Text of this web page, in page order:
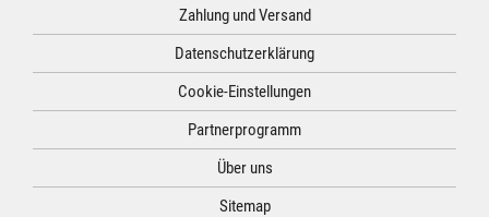
Zahlung und Versand
Datenschutzerklärung
Cookie-Einstellungen
Partnerprogramm
Über uns
Sitemap